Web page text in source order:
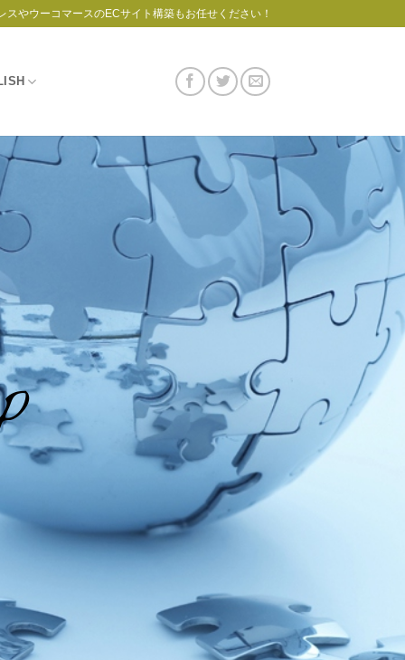
スやウーコマースのECサイト構築もお任せください！